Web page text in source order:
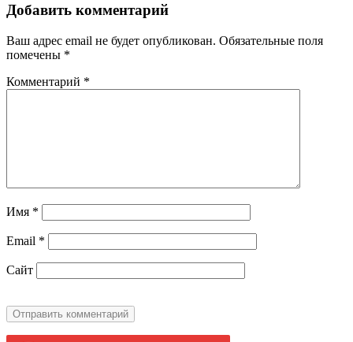
Добавить комментарий
Ваш адрес email не будет опубликован. Обязательные поля
помечены *
Комментарий *
Имя *
Email *
Сайт